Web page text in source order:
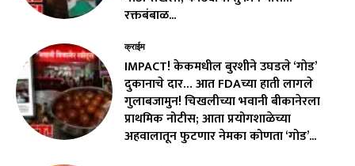
रक्तबंबाळ...
क्राईम
IMPACT! केकमधील बुरशीने उघडले ‘गोड’
दुकानाचे दार… आत FDAच्या हाती लागले
गुलाबजामुन! चिखलीच्या भवानी बीकानेरला
प्राथमिक नोटीस; आता प्रयोगशाळेच्या
अहवालातून फुटणार नेमका कोणता ‘गोड’...